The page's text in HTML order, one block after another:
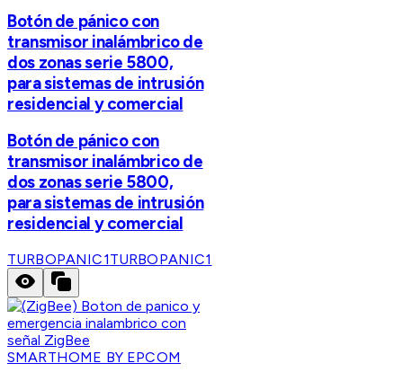
Botón de pánico con
transmisor inalámbrico de
dos zonas serie 5800,
para sistemas de intrusión
residencial y comercial
Botón de pánico con
transmisor inalámbrico de
dos zonas serie 5800,
para sistemas de intrusión
residencial y comercial
TURBOPANIC1TURBOPANIC1
SMARTHOME BY EPCOM